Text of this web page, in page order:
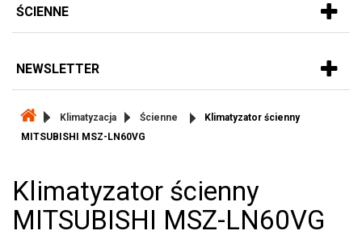
ŚCIENNE
NEWSLETTER
Klimatyzacja Ścienne
Klimatyzator ścienny
MITSUBISHI MSZ-LN60VG
Klimatyzator ścienny
MITSUBISHI MSZ-LN60VG